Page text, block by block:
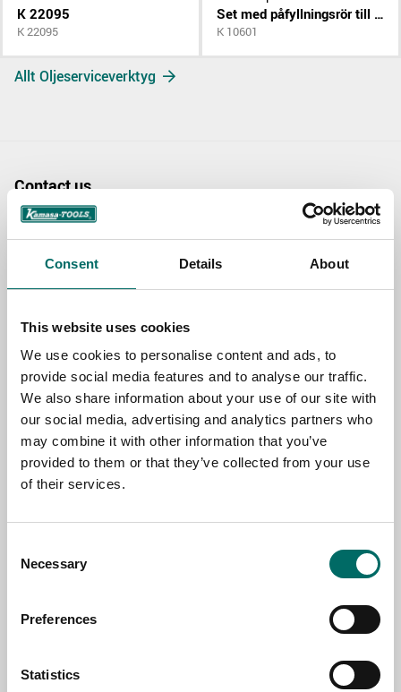
Consent Details About
This website uses cookies
We use cookies to personalise content and ads, to
provide social media features and to analyse our traffic.
We also share information about your use of our site with
our social media, advertising and analytics partners who
may combine it with other information that you’ve
provided to them or that they’ve collected from your use
of their services.
Selection
Necessary
Preferences
Statistics
K 22095
K 22095
Set med påfyllningsrör till dispenser K 10600
K 10601
Allt Oljeserviceverktyg
Contact us
TOPIC
EMAIL
SELECT COUNTRY